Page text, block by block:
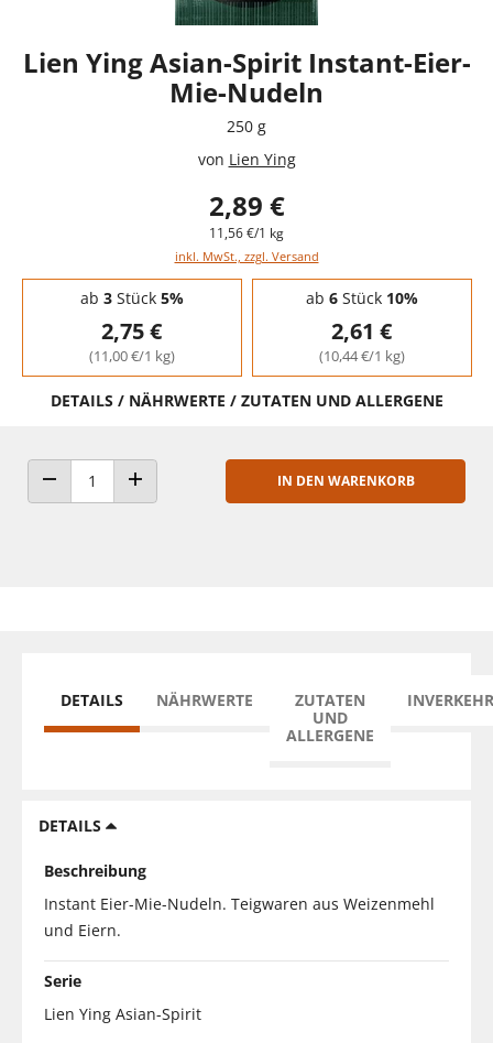
Lien Ying Asian-Spirit Instant-Eier-
Mie-Nudeln
250 g
von Lien Ying
2,89 €
11,56 €/1 kg
inkl. MwSt., zzgl. Versand
Staffelpreise - Mengenrabatt
ab 3Stück 5%
2,75 €
(11,00 €/1 kg)
ab 6Stück 10%
2,61 €
(10,44 €/1 kg)
DETAILS / NÄHRWERTE / ZUTATEN UND ALLERGENE
ANZAHL VERRINGERNANZAHL ERHÖHEN
IN DEN WARENKORB
DETAILS NÄHRWERTE
ZUTATEN
UND
ALLERGENE
DETAILS
Beschreibung
Instant Eier-Mie-Nudeln. Teigwaren aus Weizenmehl
und Eiern.
Serie
Lien Ying Asian-Spirit